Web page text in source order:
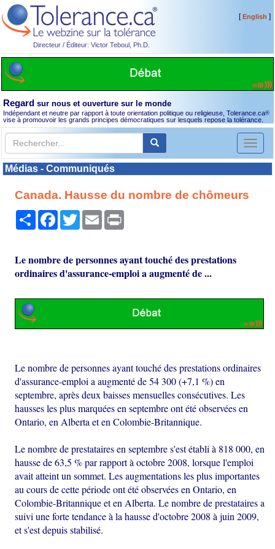
Directeur / Éditeur: Victor Teboul, Ph.D.
[English ]
Regard sur nous et ouverture sur le monde
Indépendant et neutre par rapport à toute orientation politique ou religieuse, Tolerance.ca®
vise à promouvoir les grands principes démocratiques sur lesquels repose la tolérance.
Toggle
Médias - Communiqués
Canada. Hausse du nombre de chômeurs
PartagerFacebook
TwitterEmail
Le nombre de personnes ayant touché des prestations
ordinaires d'assurance-emploi a augmenté de ...
Le nombre de personnes ayant touché des prestations ordinaires
d'assurance-emploi a augmenté de 54 300 (+7,1 %) en
septembre, après deux baisses mensuelles consécutives. Les
hausses les plus marquées en septembre ont été observées en
Ontario, en Alberta et en Colombie-Britannique.
Le nombre de prestataires en septembre s'est établi à 818 000, en
hausse de 63,5 % par rapport à octobre 2008, lorsque l'emploi
avait atteint un sommet. Les augmentations les plus importantes
au cours de cette période ont été observées en Ontario, en
Colombie-Britannique et en Alberta. Le nombre de prestataires a
suivi une forte tendance à la hausse d'octobre 2008 à juin 2009,
et s'est depuis stabilisé.